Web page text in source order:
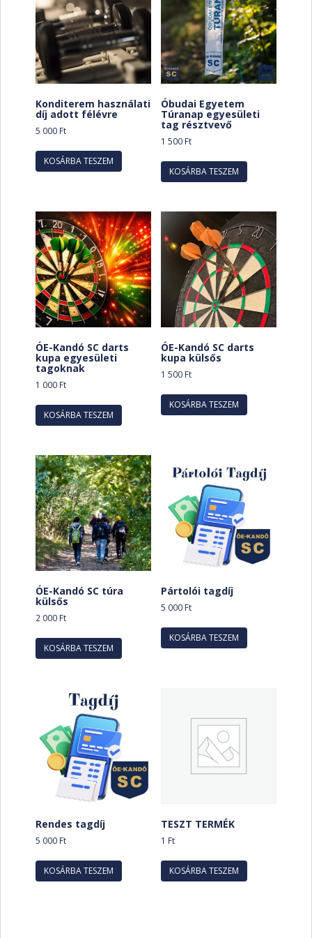
Konditerem használati
díj adott félévre
5 000 Ft
KOSÁRBA TESZEM
Óbudai Egyetem
Túranap egyesületi
tag résztvevő
1 500 Ft
KOSÁRBA TESZEM
ÓE-Kandó SC darts
kupa egyesületi
tagoknak
1 000 Ft
KOSÁRBA TESZEM
ÓE-Kandó SC darts
kupa külsős
1 500 Ft
KOSÁRBA TESZEM
ÓE-Kandó SC túra
külsős
2 000 Ft
KOSÁRBA TESZEM
Pártolói tagdíj
5 000 Ft
KOSÁRBA TESZEM
Rendes tagdíj
5 000 Ft
KOSÁRBA TESZEM
TESZT TERMÉK
1 Ft
KOSÁRBA TESZEM